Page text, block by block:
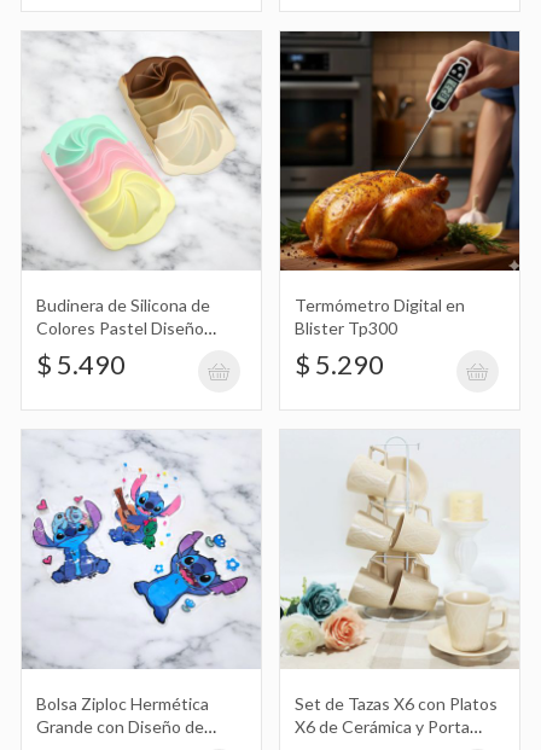
Set de Tazas X6 con Platos X6 de
Cerámica y Porta Tazas
$ 78.990
Set de Tazas de Cerámica X4 Apilables
Grandes con Diseño de Animal, Gato,
Perro, Fruta, Manzana, Comida
$ 31.990
Set de Azucarera con Tapa y Lechera
de Cerámica X2 con Cuchara
$ 32.490
Set de Especieros de Cerámica Diseño
de Granito, Mármol, Piedra con Tapa
$ 34.990
Budinera de Silicona de
Colores Pastel Diseño
Ondulado 20Cm
$ 5.490
Termómetro Digital en
Blister Tp300
$ 5.290
Bolsa Ziploc Hermética
Grande con Diseño de
Set de Tazas X6 con Platos
X6 de Cerámica y Porta